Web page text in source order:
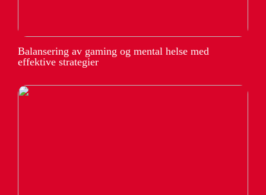
Balansering av gaming og mental helse med
effektive strategier